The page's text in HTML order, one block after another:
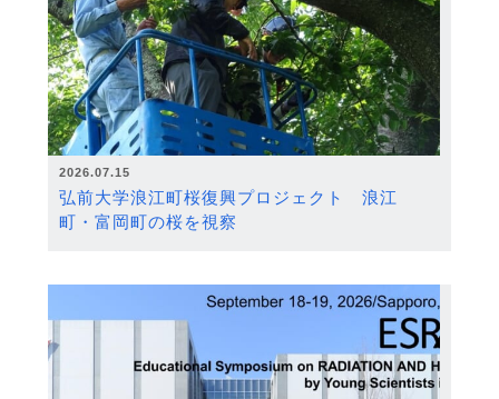
2026.07.15
弘前大学浪江町桜復興プロジェクト 浪江
町・富岡町の桜を視察